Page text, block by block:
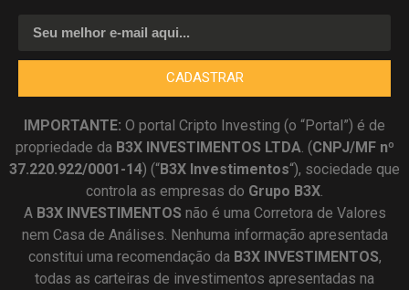
CADASTRAR
IMPORTANTE: O portal Cripto Investing (o “Portal”) é de
propriedade da B3X INVESTIMENTOS LTDA . (CNPJ/MF nº
37.220.922/0001-14) (“B3X Investimentos“), sociedade que
controla as empresas do Grupo B3X
A B3X INVESTIMENTOS não é uma Corretora de Valores
nem Casa de Análises. Nenhuma informação apresentada
constitui uma recomendação da B3X INVESTIMENTOS,
todas as carteiras de investimentos apresentadas na